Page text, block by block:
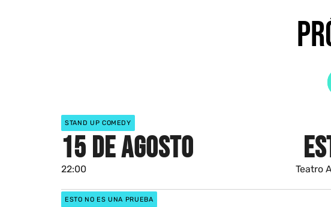
STAND UP COMEDY
15 DE AGOSTO
22:00 Teatro
ESTO NO ES UNA PRUEBA